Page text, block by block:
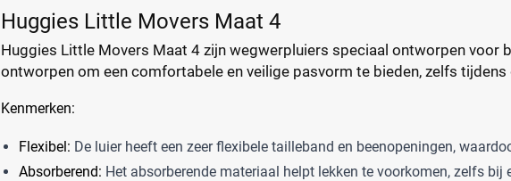
Huggies Little Movers Maat 4
Huggies Little Movers Maat 4 zijn wegwerpluiers speciaal ontworpen voor
ontworpen om een comfortabele en veilige pasvorm te bieden, zelfs
Kenmerken:
Flexibel: De luier heeft een zeer flexibele tailleband en beenopeningen,
Absorberend: Het absorberende materiaal helpt lekken te voorkomen, zelfs bij